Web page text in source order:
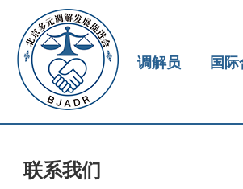
调解员 国
联系我们